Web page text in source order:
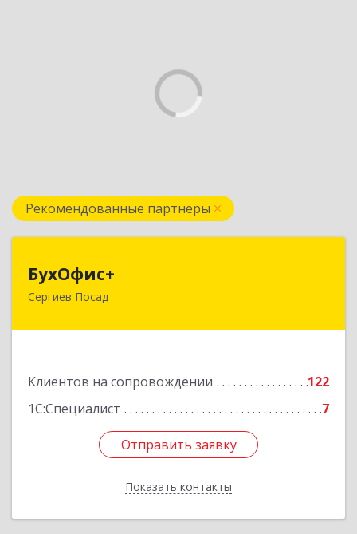
Рекомендованные партнеры
БухОфис+
Сергиев Посад
Клиентов на сопровождении
122
1С:Специалист
7
Отправить заявку
Показать контакты
141304, Московская обл, Сергиево-Посадский
Подробнее
Отправить заявку
Назад